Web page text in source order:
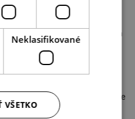
informoval na príslušnej
obchodu obchodníka a
ktoré sú umiestnené
obchodu
na uzatvorenie zmluvy je
príslušnej katalógovej
Neklasifikované
VŠETKO